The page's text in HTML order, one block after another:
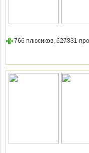
766 плюсиков, 627831